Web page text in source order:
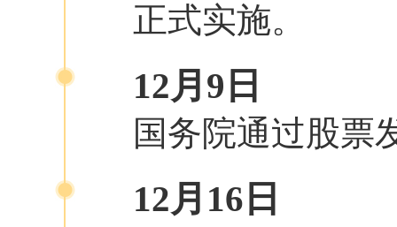
正式实施。
12月9日
国务院通过股票
12月16日